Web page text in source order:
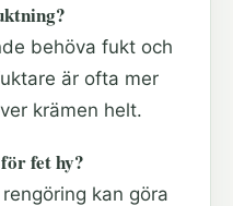
behöva fukt och
är ofta mer
krämen helt.
fet hy?
kan göra